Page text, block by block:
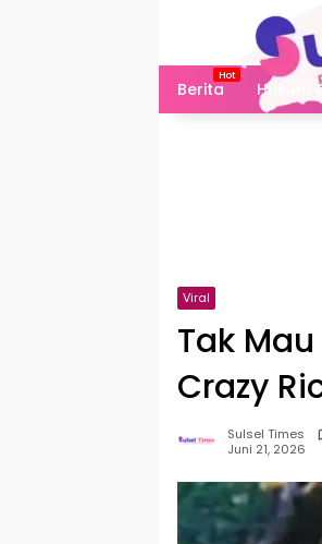
Berita
Hukum
Viral
Tak
Crazy
Sulsel Times
Juni 21, 2026